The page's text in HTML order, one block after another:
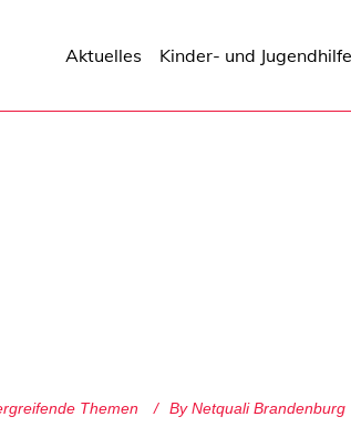
Aktuelles Kinder- und Jugendhilfe
Themen By Netquali Brandenburg